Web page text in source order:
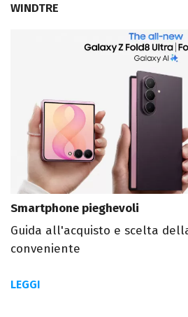
WINDTRE
Smartphone pieghevoli
Guida all'acquisto e scelta
conveniente
LEGGI